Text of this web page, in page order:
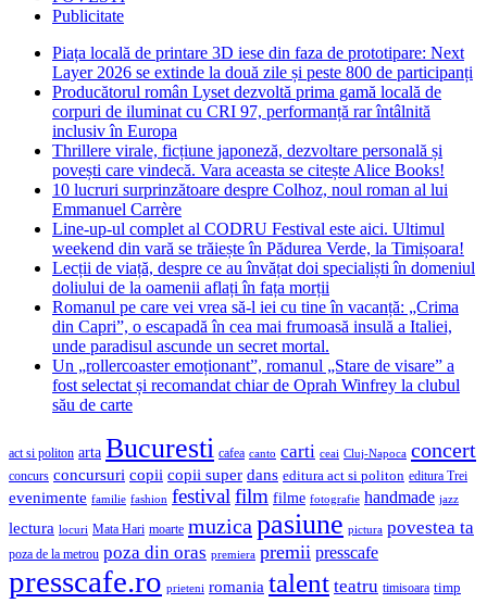
Publicitate
Piața locală de printare 3D iese din faza de prototipare: Next
Layer 2026 se extinde la două zile și peste 800 de participanți
Producătorul român Lyset dezvoltă prima gamă locală de
corpuri de iluminat cu CRI 97, performanță rar întâlnită
inclusiv în Europa
Thrillere virale, ficțiune japoneză, dezvoltare personală și
povești care vindecă. Vara aceasta se citește Alice Books!
10 lucruri surprinzătoare despre Colhoz, noul roman al lui
Emmanuel Carrère
Line-up-ul complet al CODRU Festival este aici. Ultimul
weekend din vară se trăiește în Pădurea Verde, la Timișoara!
Lecții de viață, despre ce au învățat doi specialiști în domeniul
doliului de la oamenii aflați în fața morții
Romanul pe care vei vrea să-l iei cu tine în vacanță: „Crima
din Capri”, o escapadă în cea mai frumoasă insulă a Italiei,
unde paradisul ascunde un secret mortal.
Un „rollercoaster emoționant”, romanul „Stare de visare” a
fost selectat și recomandat chiar de Oprah Winfrey la clubul
său de carte
act si politon arta Bucuresti cafea canto carti ceai Cluj-Napoca concert
concurs concursuri copii copii super dans editura act si politon editura Trei
evenimente familie fashion festival film filme fotografie handmade jazz
lectura locuri Mata Hari moarte muzica pasiune pictura povestea ta
poza de la metrou poza din oras premiera premii presscafe
presscafe.ro prieteni romania talent teatru timisoara timp